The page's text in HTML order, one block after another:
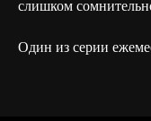
слишком
Один из серии
ул.
Политика